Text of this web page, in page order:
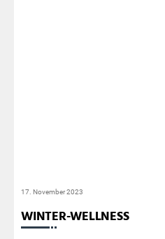
17. November 2023
WINTER-WELLNESS